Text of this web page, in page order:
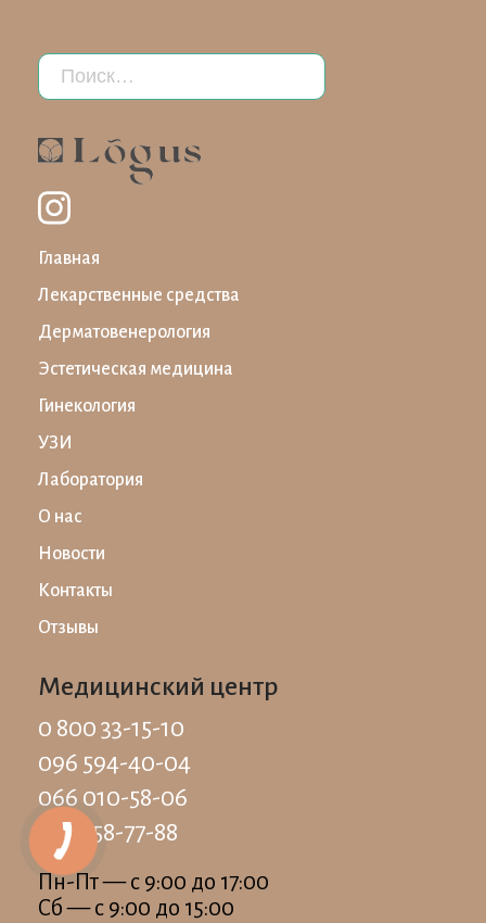
Главная
Лекарственные средства
Дерматовенерология
Эстетическая медицина
Гинекология
УЗИ
Лаборатория
О нас
Новости
Контакты
Отзывы
Медицинский центр
0 800 33-15-10
096 594-40-04
066 010-58-06
093 258-77-88
Пн-Пт — c 9:00 до 17:00
Сб — c 9:00 до 15:00